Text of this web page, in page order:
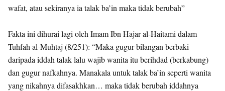
wafat, atau sekiranya ia talak ba’in maka tidak berubah”
Fakta ini dihurai lagi oleh Imam Ibn Hajar al-Haitami dalam
Tuhfah al-Muhtaj (8/251): “Maka gugur bilangan berbaki
daripada iddah talak lalu wajib wanita itu berihdad (berkabung)
dan gugur nafkahnya. Manakala untuk talak ba’in seperti wanita
yang nikahnya difasakhkan… maka tidak berubah iddahnya